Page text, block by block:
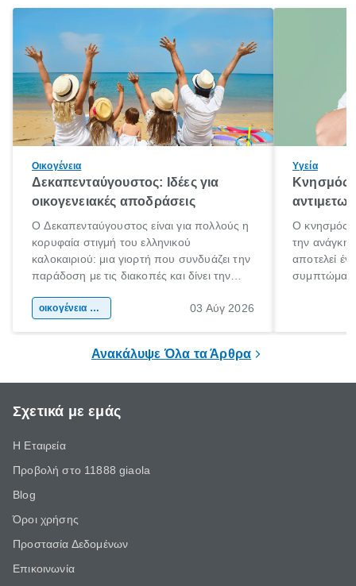
Οικογένεια
Δεκαπενταύγουστος: Ιδέες για
οικογενειακές αποδράσεις
Ο Δεκαπενταύγουστος είναι για πολλούς η
κορυφαία στιγμή του ελληνικού
καλοκαιριού: μια γιορτή που συνδυάζει την
παράδοση με τις διακοπές και δίνει την
χώρας. Είτε πρόκειται για λίγες μέρες
οικογένεια & παιδί 03 Αύγ 2026
Υγεία
Κνησμός:
Ο κνησμός
την ανάγκη
αποτελεί
Ανακάλυψε Όλα τα Άρθρα
Σχετικά με εμάς
Η Εταιρεία
Προβολή στο 11888 giaola
Blog
Όροι χρήσης
Προστασία Δεδομένων
Επικοινωνία